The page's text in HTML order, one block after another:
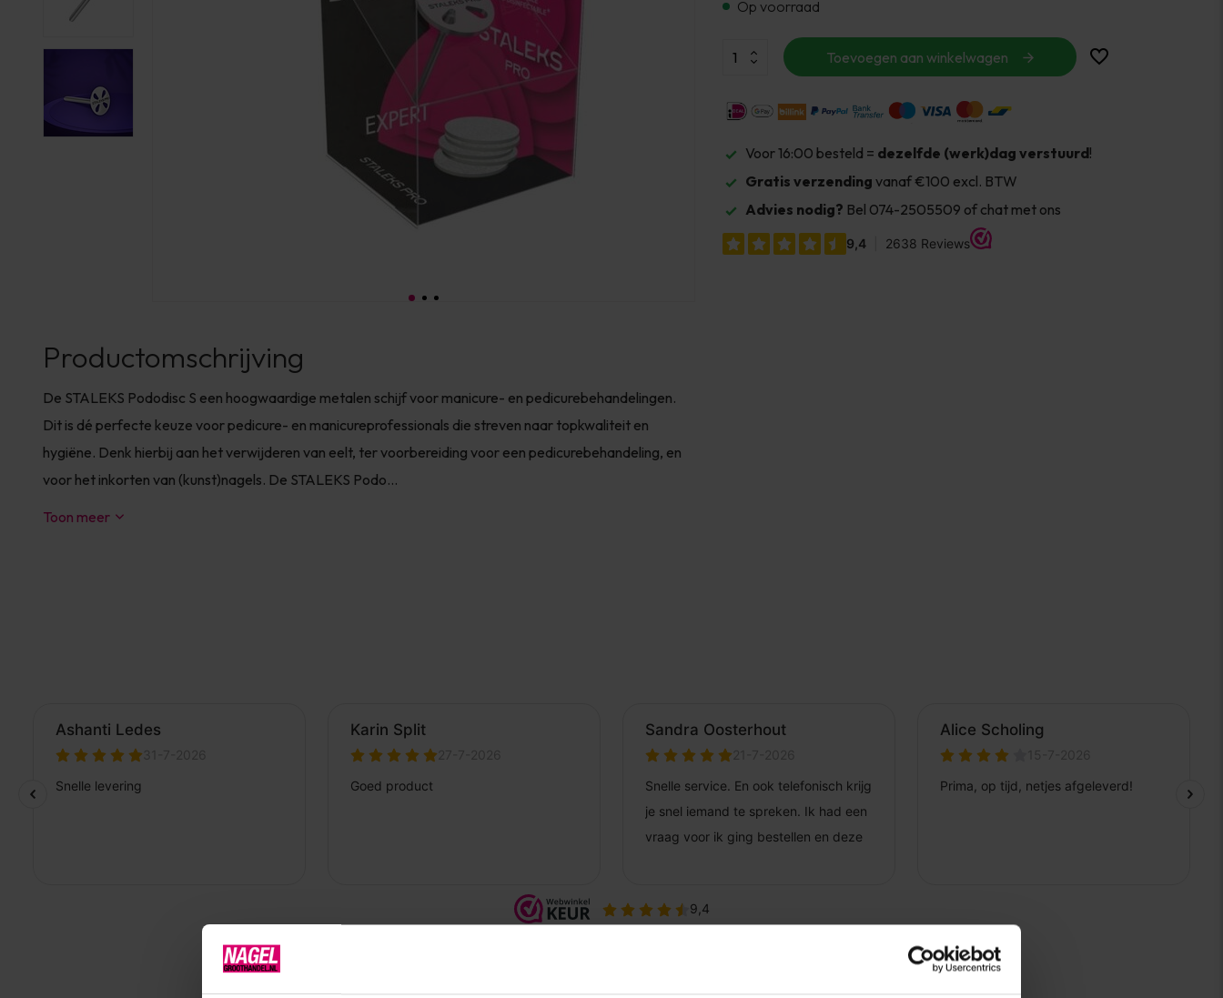
Productomschrijving
De STALEKS Pododisc S een hoogwaardige metalen schijf voor manicure- en pedicurebehandelingen.
Dit is dé perfecte keuze voor pedicure- en manicureprofessionals die streven naar topkwaliteit en
hygiëne. Denk hierbij aan het verwijderen van eelt, ter voorbereiding voor een pedicurebehandeling, en
voor het inkorten van (kunst)nagels. De STALEKS Podo...
Toon meer
Op voorraad
Toevoegen aan winkelwagen
Voor 16:00 besteld = dezelfde (werk)dag verstuurd!
Gratis verzending vanaf €100 excl. BTW
Advies nodig? Bel 074-2505509 of chat met ons